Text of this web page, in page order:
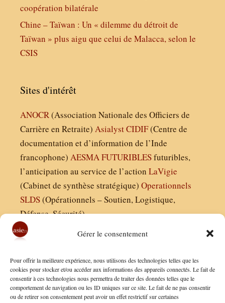
Gérer le consentement
Pour offrir la meilleure expérience, nous utilisons des technologies telles que les
cookies pour stocker et/ou accéder aux informations des appareils connectés. Le fait de
consentir à ces technologies nous permettra de traiter des données telles que le
comportement de navigation ou les ID uniques sur ce site. Le fait de ne pas consentir
ou de retirer son consentement peut avoir un effet restrictif sur certaines
coopération bilatérale
Chine – Taïwan : Un « dilemme du détroit de
Taïwan » plus aigu que celui de Malacca, selon le
CSIS
Sites d'intérêt
ANOCR (Association Nationale des Officiers de
Carrière en Retraite) AsialystCIDIF(Centre de
documentation et d’information de l’Inde
francophone) AESMA FUTURIBLESfuturibles,
l’anticipation au service de l’action LaVigie
(Cabinet de synthèse stratégique) Operationnels
SLDS(Opérationnels – Soutien, Logistique,
Défense, Sécurité)
Finaldées EURL
Siège social : 13 avenue Boudon, 75016, Paris
Nous contacter